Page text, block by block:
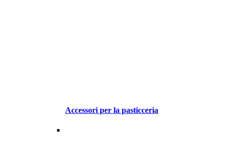
Accessori per la pasticceria